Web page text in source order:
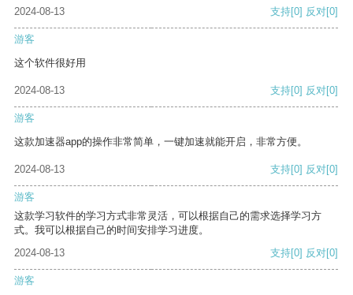
2024-08-13
支持[0] 反对[0]
游客
这个软件很好用
2024-08-13 支持[0] 反对[0]
游客
这款加速器app的操作非常简单，一键加速就能开启，非常方便。
2024-08-13 支持[0] 反对[0]
游客
这款学习软件的学习方式非常灵活，可以根据自己的需求选择学习方
式。我可以根据自己的时间安排学习进度。
2024-08-13
支持[0] 反对[0]
游客